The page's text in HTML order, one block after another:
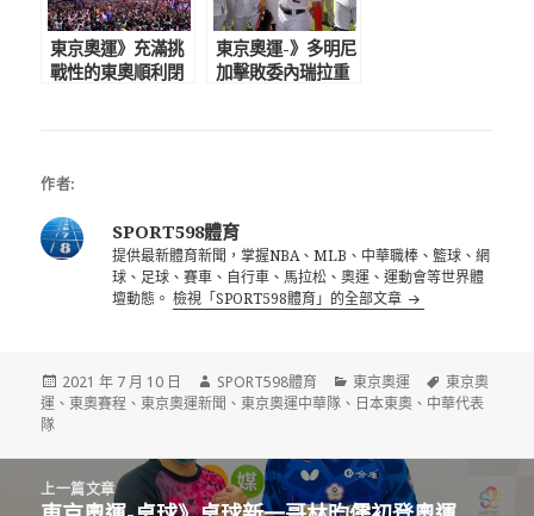
東京奧運》充滿挑
戰性的東奧順利閉
東京奧運-》多明尼
加擊敗委內瑞拉重
作者:
SPORT598體育
提供最新體育新聞，掌握NBA、MLB、中華職棒、籃球、網
球、足球、賽車、自行車、馬拉松、奧運、運動會等世界體
壇動態。檢視「SPORT598體育」的全部文章
發
佈
2021 年 7 月 10 日
作
者
SPORT598體育
分
類
東京奧運
標
籤
東京奧
運 、東奧賽程 、東京奧運新聞 、東京奧運中華隊 、 日本東奧 、 中華代表
隊
上一篇文章